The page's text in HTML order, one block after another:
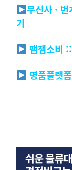
무신사 ·
기
팸잼소비
명품플랫